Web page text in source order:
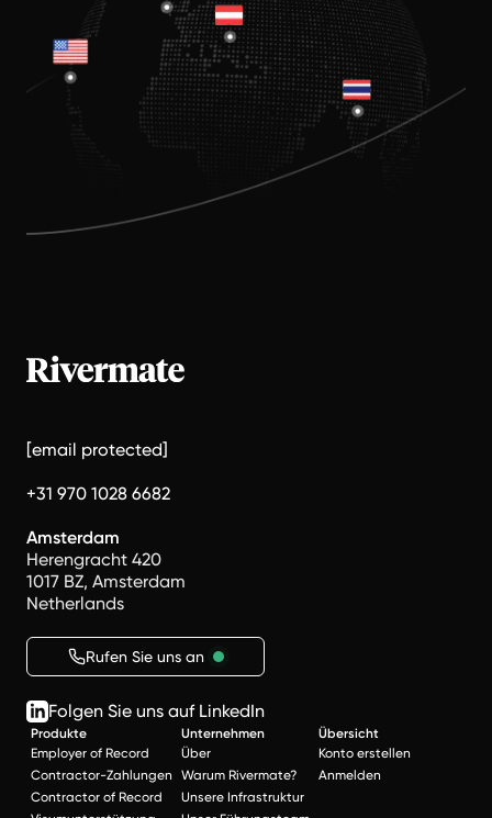
[email protected]
+31 970 1028 6682
Amsterdam
Herengracht 420
1017 BZ, Amsterdam
Netherlands
Rufen Sie uns an
Folgen Sie uns auf LinkedIn
Produkte
Employer of Record
Contractor-Zahlungen
Contractor of Record
Unternehmen
Über
Warum Rivermate?
Unsere Infrastruktur
Übersicht
Konto erstellen
Anmelden